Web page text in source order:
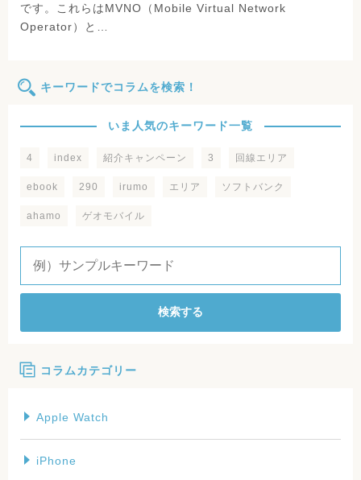
です。これらはMVNO（Mobile Virtual Network
Operator）と…
キーワードでコラムを検索！
いま人気のキーワード一覧
4 index 紹介キャンペーン 3 回線エリア
ebook 290 irumo エリア ソフトバンク
ahamo ゲオモバイル
検索する
コラムカテゴリー
Apple Watch
iPhone